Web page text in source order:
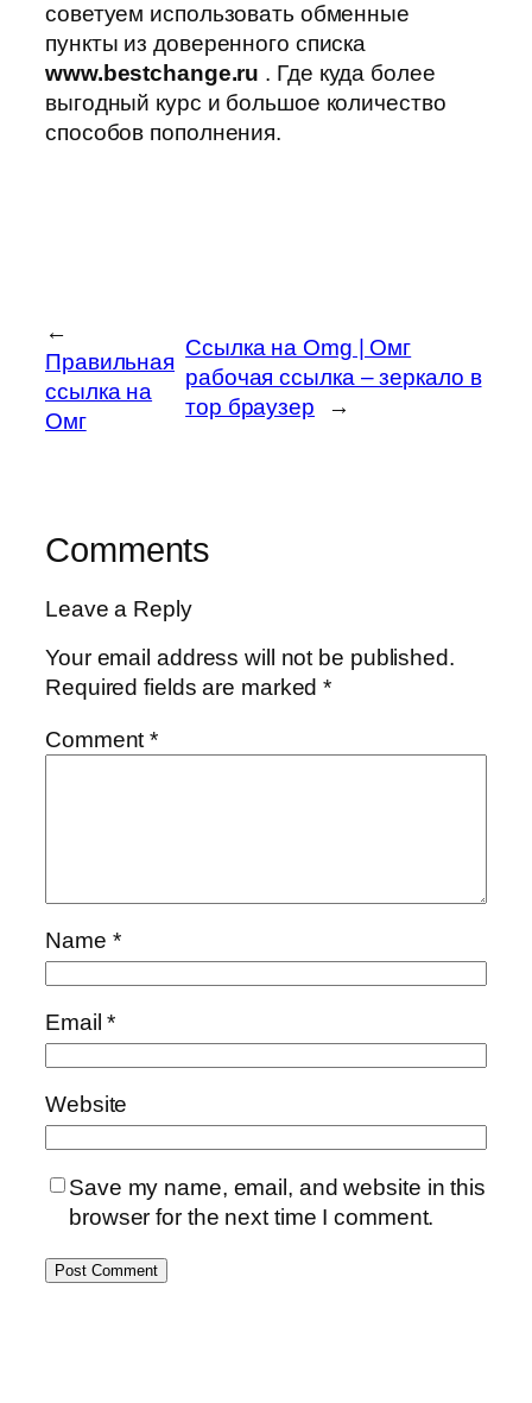
советуем использовать обменные
пункты из доверенного списка
www.bestchange.ru . Где куда более
выгодный курс и большое количество
способов пополнения.
←
Правильная
ссылка на
Омг
Ссылка на Omg | Омг
рабочая ссылка – зеркало в
тор браузер
→
Comments
Leave a Reply
Your email address will not be published.
Required fields are marked*
Comment*
Name *
Email*
Website
Save my name, email, and website in this
browser for the next time I comment.